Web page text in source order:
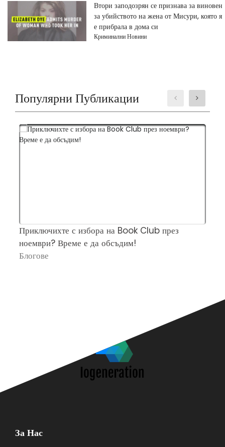
Втори заподозрян се признава за виновен
за убийството на жена от Мисури, която я
е прибрала в дома си
Криминални Новини
Популярни Публикации
Приключихте с избора на Book Club през
ноември? Време е да обсъдим!
Блогове
За Нас